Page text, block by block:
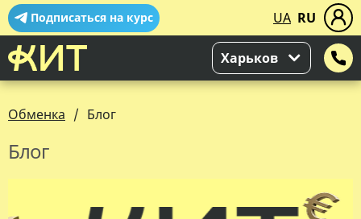
Подписаться на курс UA RU
Харьков
Обменка Блог
Блог